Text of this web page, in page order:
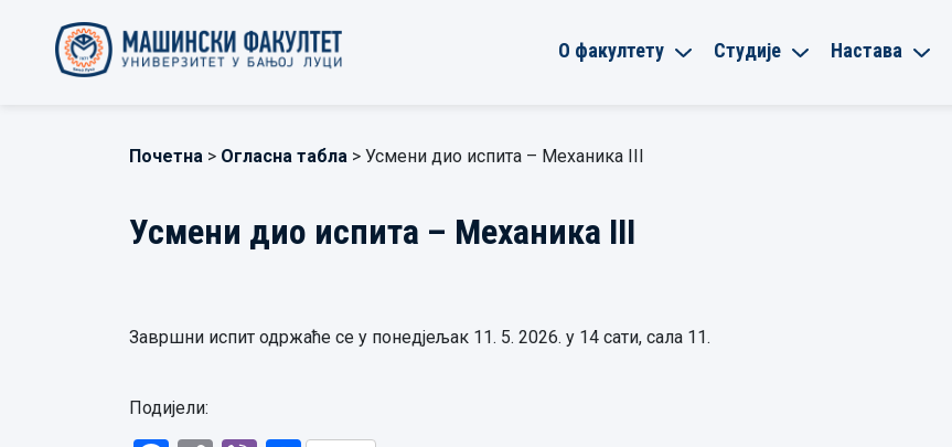
О факултету Студије Настава
Почетна > Огласна табла > Усмени дио испита – Механика III
Усмени дио испита – Механика III
Завршни испит одржаће се у понедјељак 11. 5. 2026. у 14 сати, сала 11.
Подијели: